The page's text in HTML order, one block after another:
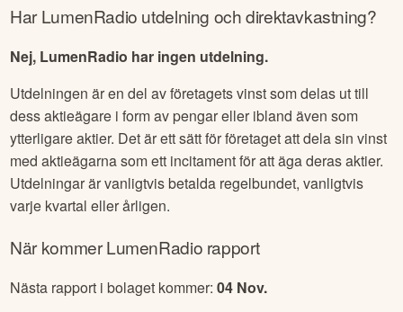
HarLumenRadio utdelning och direktavkastning?
Nej, LumenRadio har ingen utdelning.
Utdelningen är en del av företagets vinst som delas ut till
dess aktieägare i form av pengar eller ibland även som
ytterligare aktier. Det är ett sätt för företaget att dela sin vinst
med aktieägarna som ett incitament för att äga deras aktier.
Utdelningar är vanligtvis betalda regelbundet, vanligtvis
varje kvartal eller årligen.
När kommerLumenRadio rapport
Nästa rapport i bolaget kommer:04 Nov.